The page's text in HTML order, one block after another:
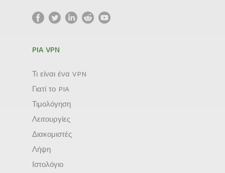
PIA VPN
Τι είναι ένα VPN
Γιατί το PIA
Τιμολόγηση
Λειτουργίες
Διακομιστές
Λήψη
Ιστολόγιο